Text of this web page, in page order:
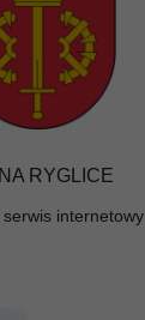
RYGLICE
internetowy